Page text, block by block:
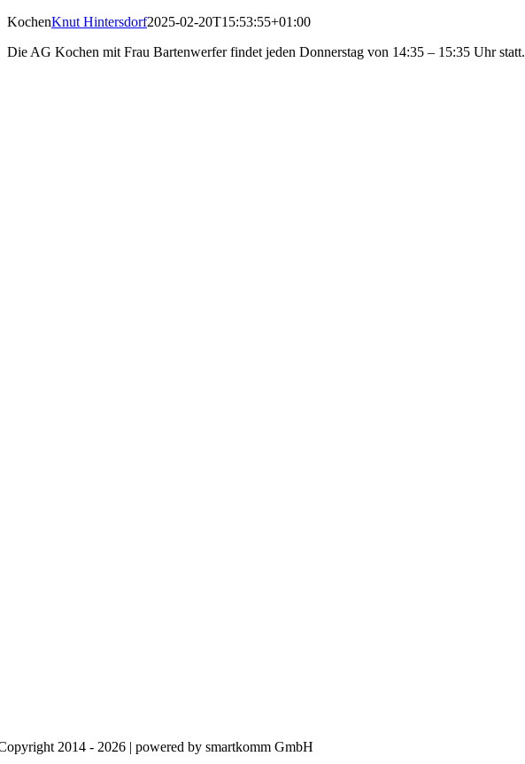
KochenKnut Hintersdorf2025-02-20T15:53:55+01:00
Die AG Kochen mit Frau Bartenwerfer findet jeden Donnerstag von 14:35 – 15:35 Uhr statt.
2014 - 2026 | powered by smartkomm GmbH